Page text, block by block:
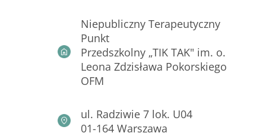
Dokumenty
Dokumenty zgłoszeniowe
Niepubliczny Terapeutyczny
Punkt
Przedszkolny „TIK TAK" im. o.
Leona Zdzisława Pokorskiego
OFM
ul. Radziwie 7 lok. U04
01-164 Warszawa